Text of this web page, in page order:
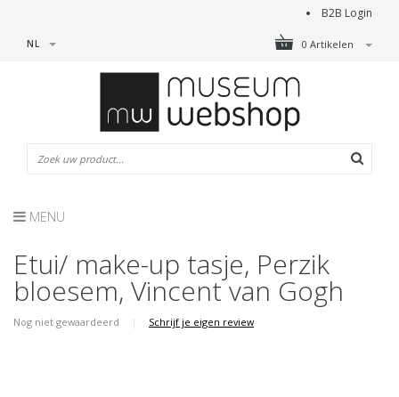
B2B Login
0 Artikelen
NL
MENU
Etui/ make-up tasje, Perzik
bloesem, Vincent van Gogh
Nog niet gewaardeerd | Schrijf je eigen review